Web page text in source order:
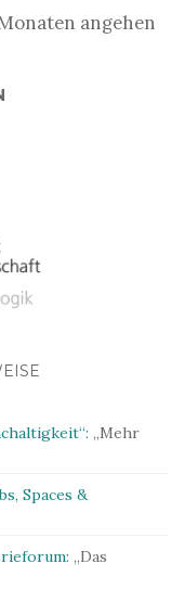
angehen
„Mehr
Spaces &
„Das